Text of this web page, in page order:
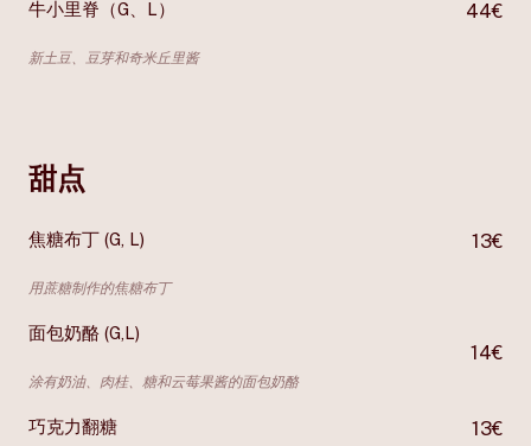
牛小里脊（G、L）
新土豆、豆芽和奇米丘里酱
44€
甜点
焦糖布丁 (G, L)
用蔗糖制作的焦糖布丁
13€
面包奶酪 (G,L)
涂有奶油、肉桂、糖和云莓果酱的面包奶酪
14€
巧克力翻糖 13€